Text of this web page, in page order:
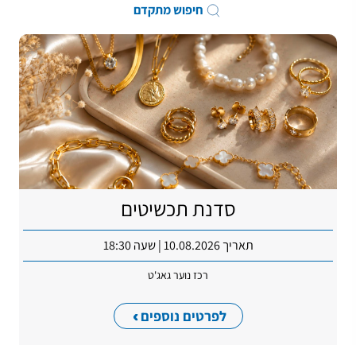
חיפוש מתקדם
סדנת תכשיטים
תאריך 10.08.2026 | שעה 18:30
רכז נוער גאג'ט
לפרטים נוספים